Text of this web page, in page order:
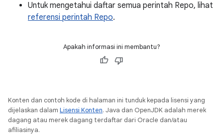
Untuk mengetahui daftar semua perintah Repo, lihat
referensi perintah Repo.
Apakah informasi ini membantu?
Konten dan contoh kode di halaman ini tunduk kepada lisensi yang
dijelaskan dalam Lisensi Konten. Java dan OpenJDK adalah merek
dagang atau merek dagang terdaftar dari Oracle dan/atau
afiliasinya.